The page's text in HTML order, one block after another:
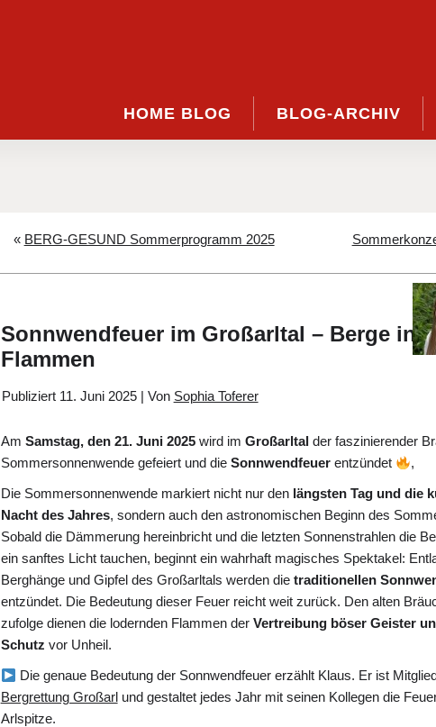
HOME BLOG BLOG-ARCHIV
« BERG-GESUND Sommerprogramm 2025
Sonnwendfeuer im Großarltal – Berge in
Flammen
Publiziert 11. Juni 2025| Von Sophia Toferer
Am Samstag, den 21. Juni 2025wird im Großarltalder faszinierender
Sommersonnenwende gefeiert und die Sonnwendfeuer entzündet
,
Die Sommersonnenwende markiert nicht nur den längsten Tag und die
Nacht des Jahres, sondern auch den astronomischen Beginn des
Sobald die Dämmerung hereinbricht und die letzten Sonnenstrahlen die
ein sanftes Licht tauchen, beginnt ein wahrhaft magisches Spektakel:
Berghänge und Gipfel des Großarltals werden die traditionellen
entzündet. Die Bedeutung dieser Feuer reicht weit zurück. Den alten
zufolge dienen die lodernden Flammen der Vertreibung böser Geister
Schutz vor Unheil.
Die genaue Bedeutung der Sonnwendfeuer erzählt Klaus. Er ist
Bergrettung Großarlund gestaltet jedes Jahr mit seinen Kollegen die
Arlspitze.